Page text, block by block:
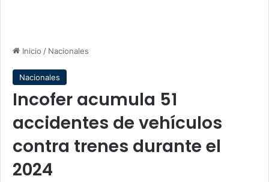
Inicio / Nacionales
Nacionales
Incofer acumula 51
accidentes de vehículos
contra trenes durante el
2024